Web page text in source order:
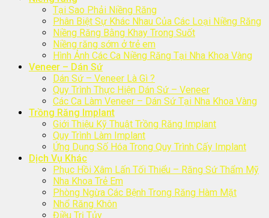
Tại Sao Phải Niềng Răng
Phân Biệt Sự Khác Nhau Của Các Loại Niềng Răng
Niềng Răng Bằng Khay Trong Suốt
Niềng răng sớm ở trẻ em
Hình Ảnh Các Ca Niềng Răng Tại Nha Khoa Vàng
Veneer – Dán Sứ
Dán Sứ – Veneer Là Gì ?
Quy Trình Thực Hiện Dán Sứ – Veneer
Các Ca Làm Veneer – Dán Sứ Tại Nha Khoa Vàng
Trồng Răng Implant
Giới Thiệu Kỹ Thuật Trồng Răng Implant
Quy Trình Làm Implant
Ứng Dụng Số Hóa Trong Quy Trình Cấy Implant
Dịch Vụ Khác
Phục Hồi Xâm Lấn Tối Thiểu – Răng Sứ Thẩm Mỹ
Nha Khoa Trẻ Em
Phòng Ngừa Các Bệnh Trong Răng Hàm Mặt
Nhổ Răng Khôn
Điều Trị Tủy